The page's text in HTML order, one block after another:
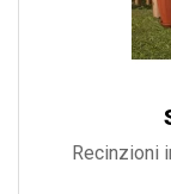
Recinzioni